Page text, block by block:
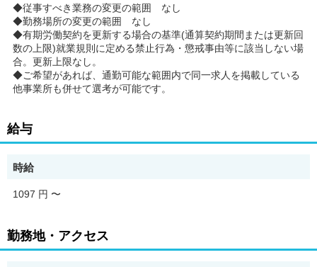
◆従事すべき業務の変更の範囲 なし
◆勤務場所の変更の範囲 なし
◆有期労働契約を更新する場合の基準(通算契約期間または更新回
数の上限)就業規則に定める禁止行為・懲戒事由等に該当しない場
合。更新上限なし。
◆ご希望があれば、通勤可能な範囲内で同一求人を掲載している
他事業所も併せて選考が可能です。
給与
時給
1097 円 〜
勤務地・アクセス